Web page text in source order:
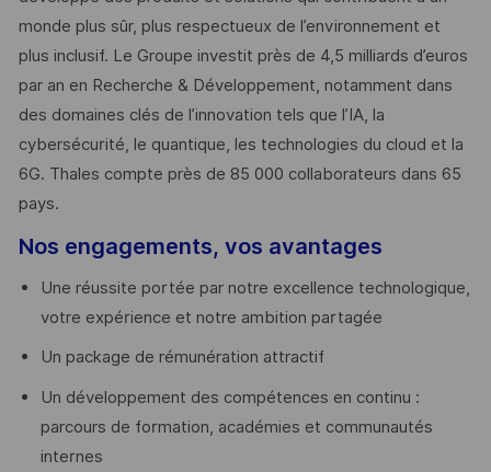
monde plus sûr, plus respectueux de l’environnement et
plus inclusif. Le Groupe investit près de 4,5 milliards d’euros
par an en Recherche & Développement, notamment dans
des domaines clés de l’innovation tels que l’IA, la
cybersécurité, le quantique, les technologies du cloud et la
6G. Thales compte près de 85 000 collaborateurs dans 65
pays. ​
Nos engagements, vos avantages
Une réussite portée par notre excellence technologique,
votre expérience et notre ambition partagée
Un package de rémunération attractif
Un développement des compétences en continu :
parcours de formation, académies et communautés
internes